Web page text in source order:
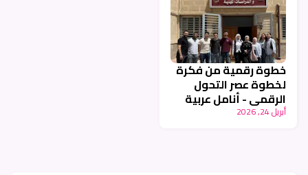
خطوة رقمية من فكرة
لخطوة عصر التحول
الرقمي - أنامل عربية
أبريل 24, 2026